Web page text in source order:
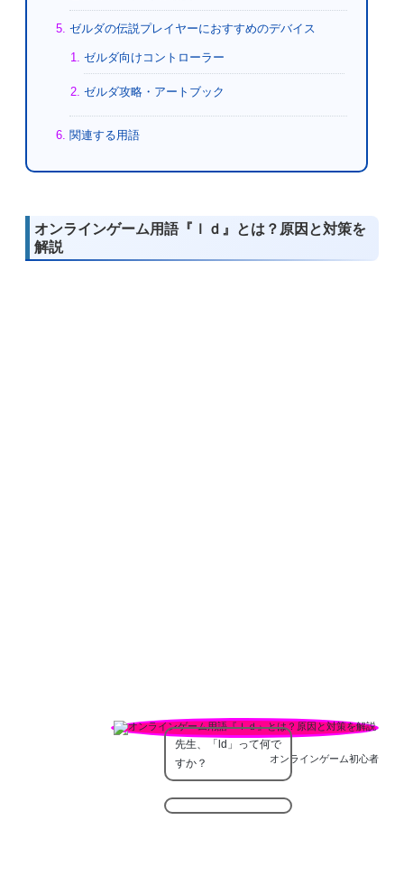
ゼルダの伝説プレイヤーにおすすめのデバイス
ゼルダ向けコントローラー
ゼルダ攻略・アートブック
関連する用語
オンラインゲーム用語『ｌｄ』とは？原因と対策を
解説
オンラインゲーム初心者
先生、「ld」って何で
すか？